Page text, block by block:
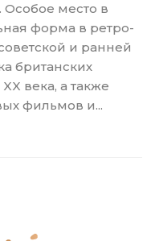
Особое место в
форма в ретро-
и ранней
британских
века, а также
фильмов и...